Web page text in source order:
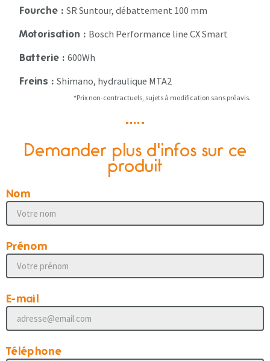
Fourche : SR Suntour, débattement 100 mm
Motorisation : Bosch Performance line CX Smart
Batterie : 600Wh
Freins : Shimano, hydraulique MTA2
*Prix non-contractuels, sujets à modification sans préavis.
Demander plus d'infos sur ce
produit
Nom
Prénom
E-mail
Téléphone